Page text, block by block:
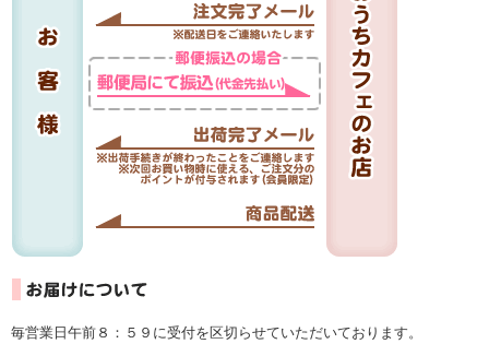
毎営業日午前８：５９に受付を区切らせていただいております。